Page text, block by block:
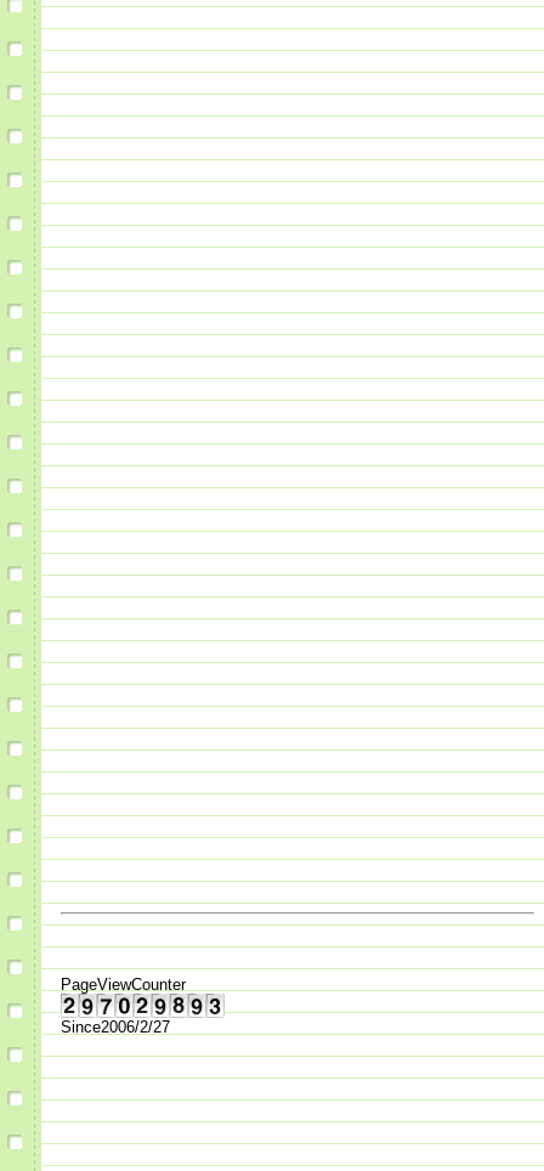
PageViewCounter
Since2006/2/27